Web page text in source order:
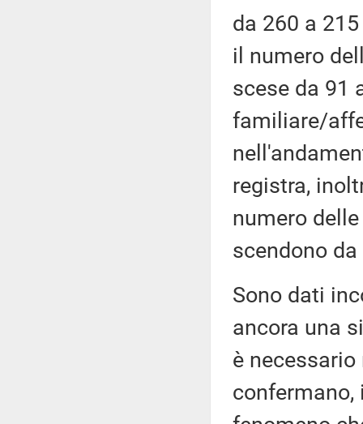
da 260 a
il numero
scese da 91
familiare/
registra,
numero
scendono
Sono dati
ancora una
è
confermano,